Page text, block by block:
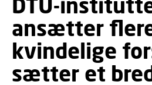
DTU-
ansætter
kvindelige
sætter et